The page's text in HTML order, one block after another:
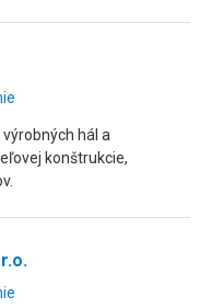
hál a
konštrukcie,